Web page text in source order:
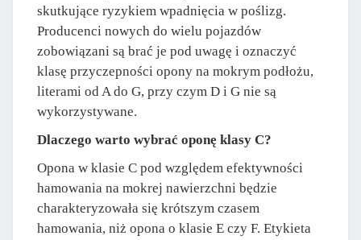
skutkujące ryzykiem wpadnięcia w poślizg.
Producenci nowych do wielu pojazdów
zobowiązani są brać je pod uwagę i oznaczyć
klasę przyczepności opony na mokrym podłożu,
literami od A do G, przy czym D i G nie są
wykorzystywane.
Dlaczego warto wybrać oponę klasy C?
Opona w klasie C pod względem efektywności
hamowania na mokrej nawierzchni będzie
charakteryzowała się krótszym czasem
hamowania, niż opona o klasie E czy F. Etykieta